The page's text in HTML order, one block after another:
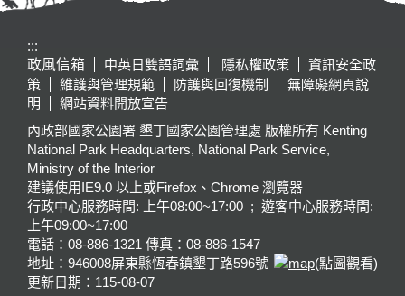
:::
政風信箱
中英日雙語詞彙 隱私權政策
資訊安全政
策
維護與管理規範 防護與回復機制
無障礙網頁說
明
網站資料開放宣告
內政部國家公園署 墾丁國家公園管理處 版權所有 Kenting
National Park Headquarters, National Park Service,
Ministry of the Interior
建議使用IE9.0 以上或Firefox、Chrome 瀏覽器
行政中心服務時間: 上午08:00~17:00 ; 遊客中心服務時間:
上午09:00~17:00
電話：08-886-1321 傳真：08-886-1547
地址：946008屏東縣恆春鎮墾丁路596號
(點圖觀看)
更新日期： 115-08-07